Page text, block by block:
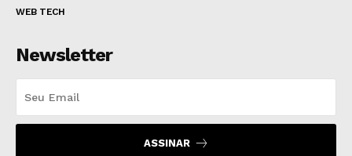
WEB TECH
Newsletter
ASSINAR